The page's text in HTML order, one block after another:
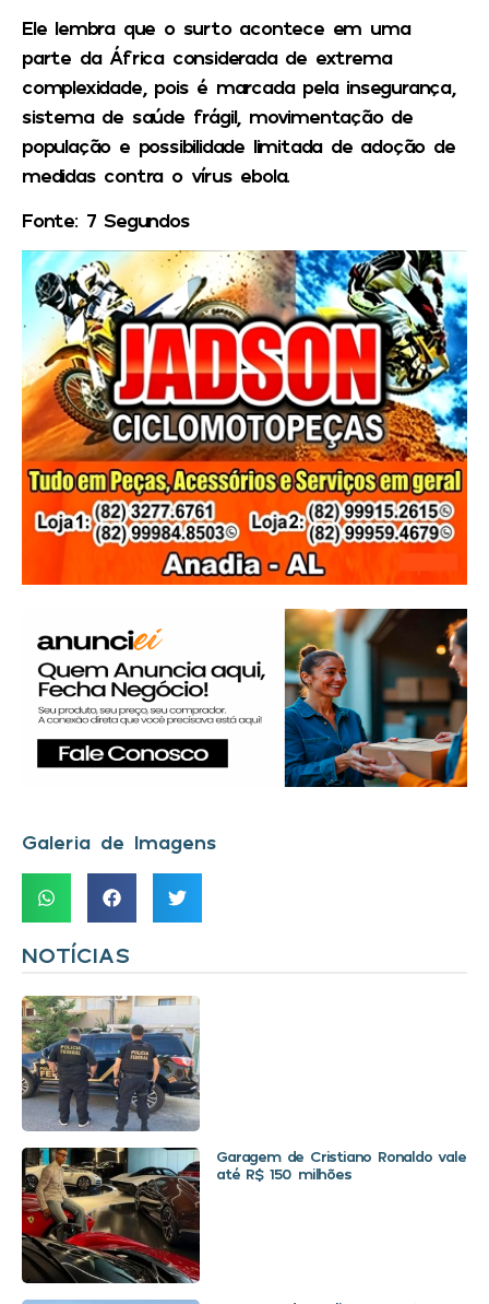
Ele lembra que o surto acontece em uma
parte da África considerada de extrema
complexidade, pois é marcada pela insegurança,
sistema de saúde frágil, movimentação de
população e possibilidade limitada de adoção de
medidas contra o vírus ebola.
Fonte: 7 Segundos
Galeria de Imagens
NOTÍCIAS
Garagem de Cristiano Ronaldo vale
até R$ 150 milhões